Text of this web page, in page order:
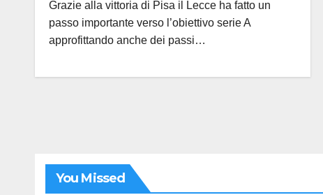
Grazie alla vittoria di Pisa il Lecce ha fatto un
passo importante verso l’obiettivo serie A
approfittando anche dei passi…
You Missed